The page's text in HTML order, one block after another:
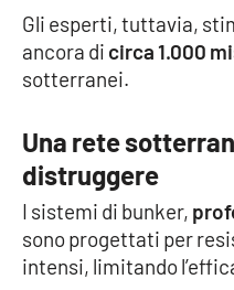
APP
Android
Gli esperti, tuttavia,
ancora di circa 1.000
sotterranei.
Una rete
distruggere
I sistemi di bunker,
sono progettati per
intensi, limitando